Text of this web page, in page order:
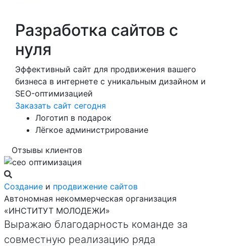
Разработка сайтов с
нуля
Эффективный сайт для продвижения вашего
бизнеса в интернете с уникальным дизайном и
SEO-оптимизацией
Заказать сайт сегодня
Логотип в подарок
Лёгкое администрирование
Отзывы клиентов
Создание и продвижение сайтов
Автономная некоммерческая организация
«ИНСТИТУТ МОЛОДЕЖИ»
Выражаю благодарность команде за
совместную реализацию ряда